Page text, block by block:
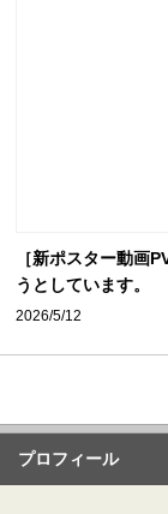
［新ポスター動画
うとしています。
2026/5/12
プロフィール